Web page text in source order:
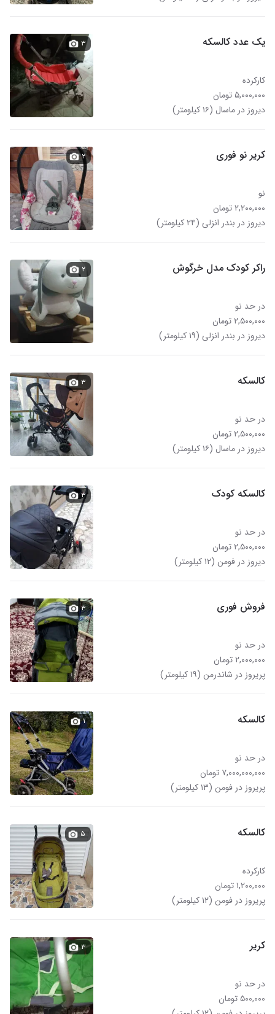
یک عدد کالسکه
کارکرده
۵,۰۰۰,۰۰۰ تومان
دیروز در ماسال (۱۶ کیلومتر)
۳
کریر نو فوری
نو
۲,۲۰۰,۰۰۰ تومان
دیروز در بندر انزلی (۲۴ کیلومتر)
۲
راکر کودک مدل خرگوش
در حد نو
۲,۵۰۰,۰۰۰ تومان
دیروز در بندر انزلی (۱۹ کیلومتر)
۲
کالسکه
در حد نو
۲,۵۰۰,۰۰۰ تومان
دیروز در ماسال (۱۶ کیلومتر)
۳
کالسکه کودک
در حد نو
۲,۵۰۰,۰۰۰ تومان
دیروز در فومن (۱۲ کیلومتر)
۳
فروش فوری
در حد نو
۲,۰۰۰,۰۰۰ تومان
پریروز در شاندرمن (۱۹ کیلومتر)
۳
کالسکه
در حد نو
۷,۰۰۰,۰۰۰,۰۰۰ تومان
پریروز در فومن (۱۳ کیلومتر)
۱
کالسکه
کارکرده
۱,۲۰۰,۰۰۰ تومان
پریروز در فومن (۱۲ کیلومتر)
۵
کریر
در حد نو
۵۰۰,۰۰۰ تومان
۳